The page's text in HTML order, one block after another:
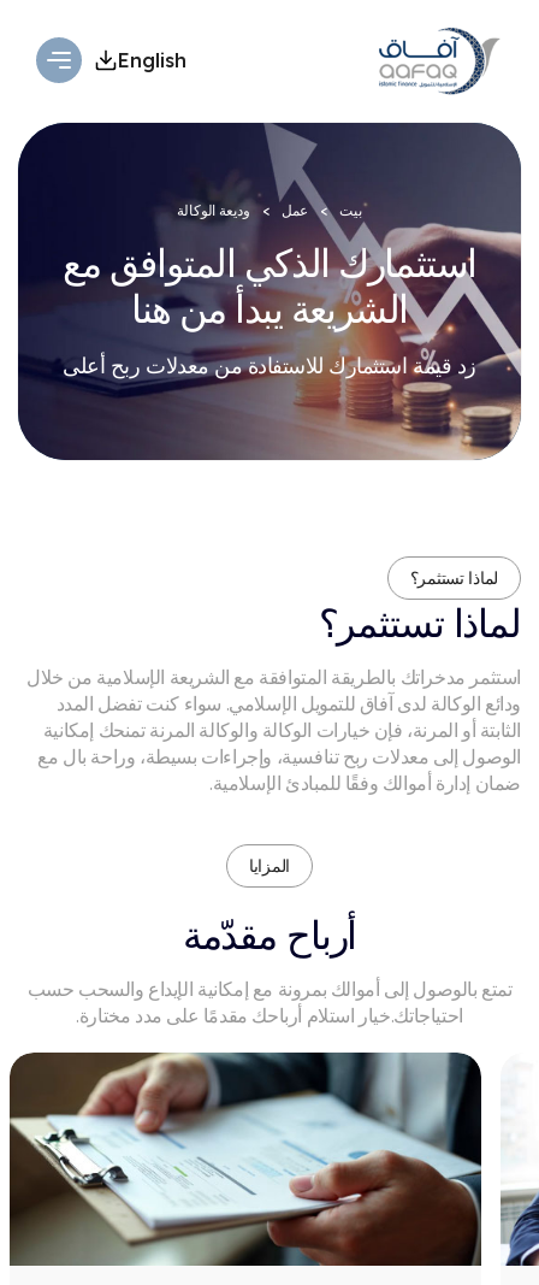
English
بيت عمل وديعة الوكالة
استثمارك الذكي المتوافق مع
الشريعة يبدأ من هنا​
زد قيمة استثمارك للاستفادة من معدلات ربح أعلى​
لماذا تستثمر؟
لماذاتستثمر؟
استثمر مدخراتك بالطريقة المتوافقة مع الشريعة الإسلامية من خلال
ودائع الوكالة لدى آفاق للتمويل الإسلامي. سواء كنت تفضل المدد
الثابتة أو المرنة، فإن خيارات الوكالة والوكالة المرنة تمنحك إمكانية
الوصول إلى معدلات ربح تنافسية، وإجراءات بسيطة، وراحة بال مع
ضمان إدارة أموالك وفقًا للمبادئ الإسلامية.
المزايا
أرباح مقدّمة
تمتع بالوصول إلى أموالك بمرونة مع إمكانية الإيداع والسحب حسب
احتياجاتك.​خيار استلام أرباحك مقدمًا على مدد مختارة.​